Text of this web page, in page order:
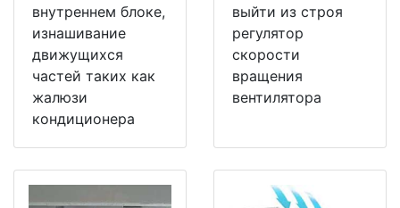
внутреннем блоке,
изнашивание
движущихся
частей таких как
жалюзи
кондиционера
выйти из строя
регулятор
скорости
вращения
вентилятора